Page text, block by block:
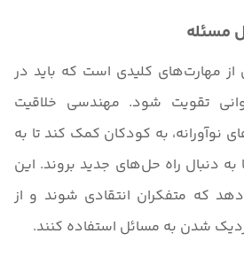
مسئله
مهارت‌های کلیدی است که باید در
تقویت شود. مهندسی خلاقیت
نوآورانه، به کودکان کمک کند تا به
دنبال راه حل‌های جدید بروند. این
که متفکران انتقادی شوند و از
شدن به مسائل استفاده کنند.